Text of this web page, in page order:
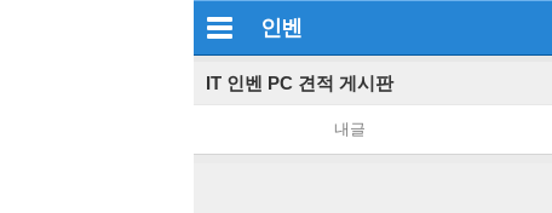
인벤
IT 인벤 PC 견적 게시판
내글